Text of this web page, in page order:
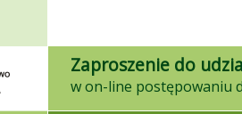
Zaproszenie do